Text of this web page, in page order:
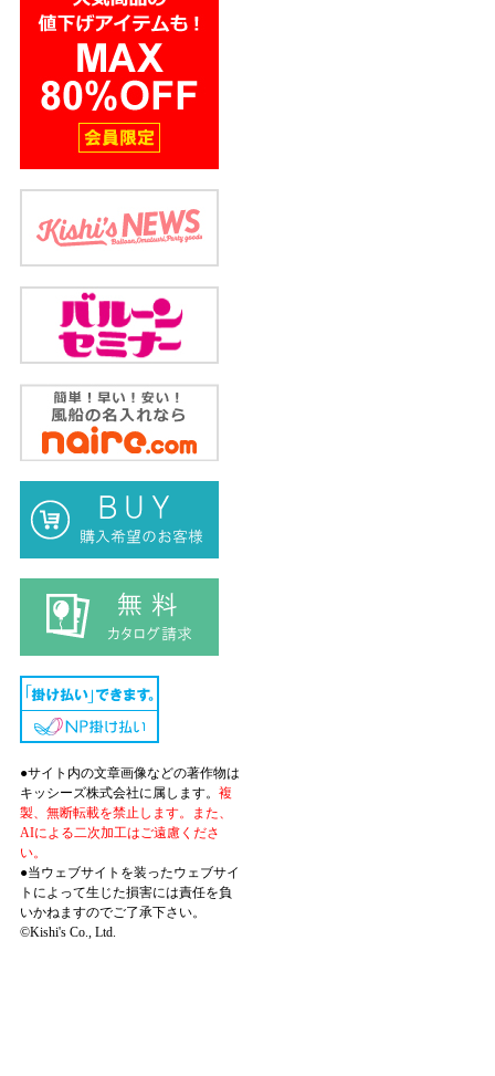
●サイト内の文章画像などの著作物は
キッシーズ株式会社に属します。 複
製、無断転載を禁止します。また、
AIによる二次加工はご遠慮くださ
い。
●当ウェブサイトを装ったウェブサイ
トによって生じた損害には責任を負
いかねますのでご了承下さい。
©Kishi's Co., Ltd.